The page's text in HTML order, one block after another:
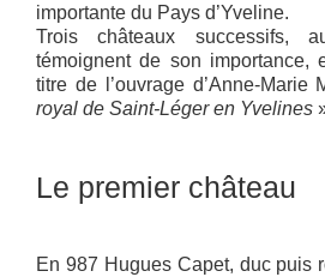
importante du Pays d’Yveline.
Trois châteaux successifs,
témoignent de son importance,
titre de l’ouvrage d’Anne-Marie
royal de Saint-Léger en Yvelines
Le premier château
En 987 Hugues Capet, duc puis